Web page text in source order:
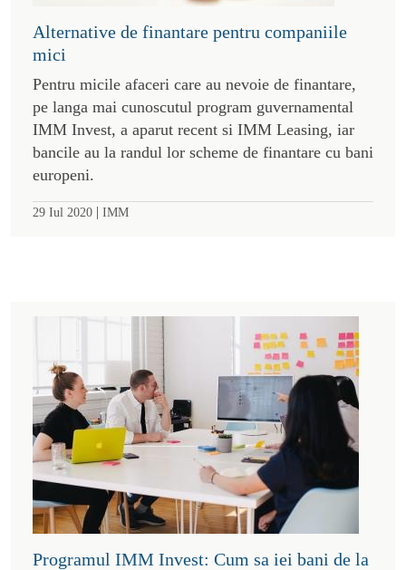
Alternative de finantare pentru companiile
mici
Pentru micile afaceri care au nevoie de finantare,
pe langa mai cunoscutul program guvernamental
IMM Invest, a aparut recent si IMM Leasing, iar
bancile au la randul lor scheme de finantare cu bani
europeni.
29 Iul 2020 | IMM
Programul IMM Invest: Cum sa iei bani de la